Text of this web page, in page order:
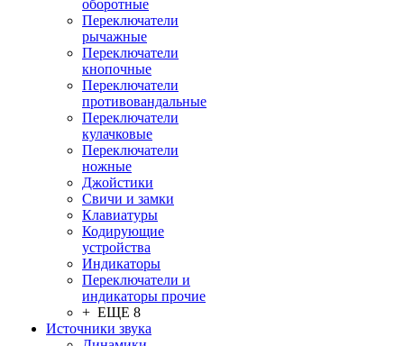
оборотные
Переключатели
рычажные
Переключатели
кнопочные
Переключатели
противовандальные
Переключатели
кулачковые
Переключатели
ножные
Джойстики
Свичи и замки
Клавиатуры
Кодирующие
устройства
Индикаторы
Переключатели и
индикаторы прочие
+ ЕЩЕ 8
Источники звука